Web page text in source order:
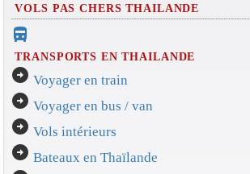
VOLS PAS CHERS THAILANDE
directions_bus_filled
TRANSPORTS EN THAILANDE
arrow_circle_right Voyager en train
arrow_circle_right Voyager en bus / van
arrow_circle_right Vols intérieurs
arrow_circle_right Bateaux en Thaïlande